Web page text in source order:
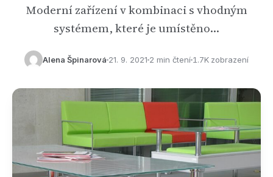
Moderní zařízení v kombinaci s vhodným
systémem, které je umístěno…
Alena Špinarová 21. 9. 2021 2 min čtení 1.7K zobrazení